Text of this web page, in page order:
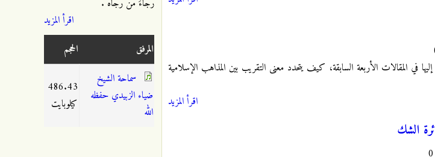
في المقالات الأربعة السابقة، كيف يتحدد معنى التقريب بين المذاهب الإسلامية
اقرأ المزيد
الشك
رَجَاءَ مَنْ رَجَاهُ .
اقرأ المزيد
المرفق
الحجم
سماحة الشيخ
ضياء الزبيدي حفظه
الله
486.43
كيلوبايت